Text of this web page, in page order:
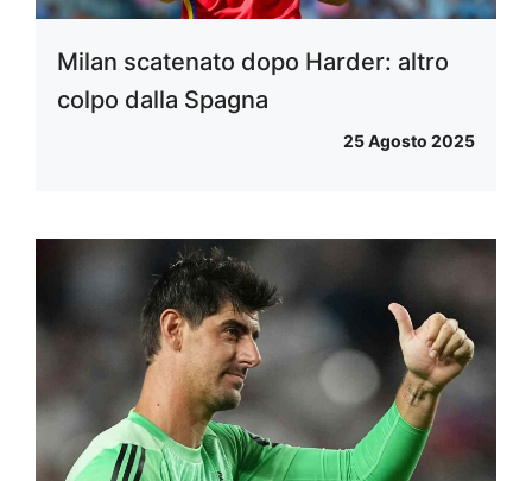
Milan scatenato dopo Harder: altro
colpo dalla Spagna
25 Agosto 2025